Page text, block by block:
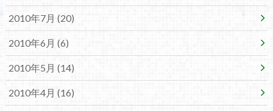
2010年7月 (20)
2010年6月 (6)
2010年5月 (14)
2010年4月 (16)